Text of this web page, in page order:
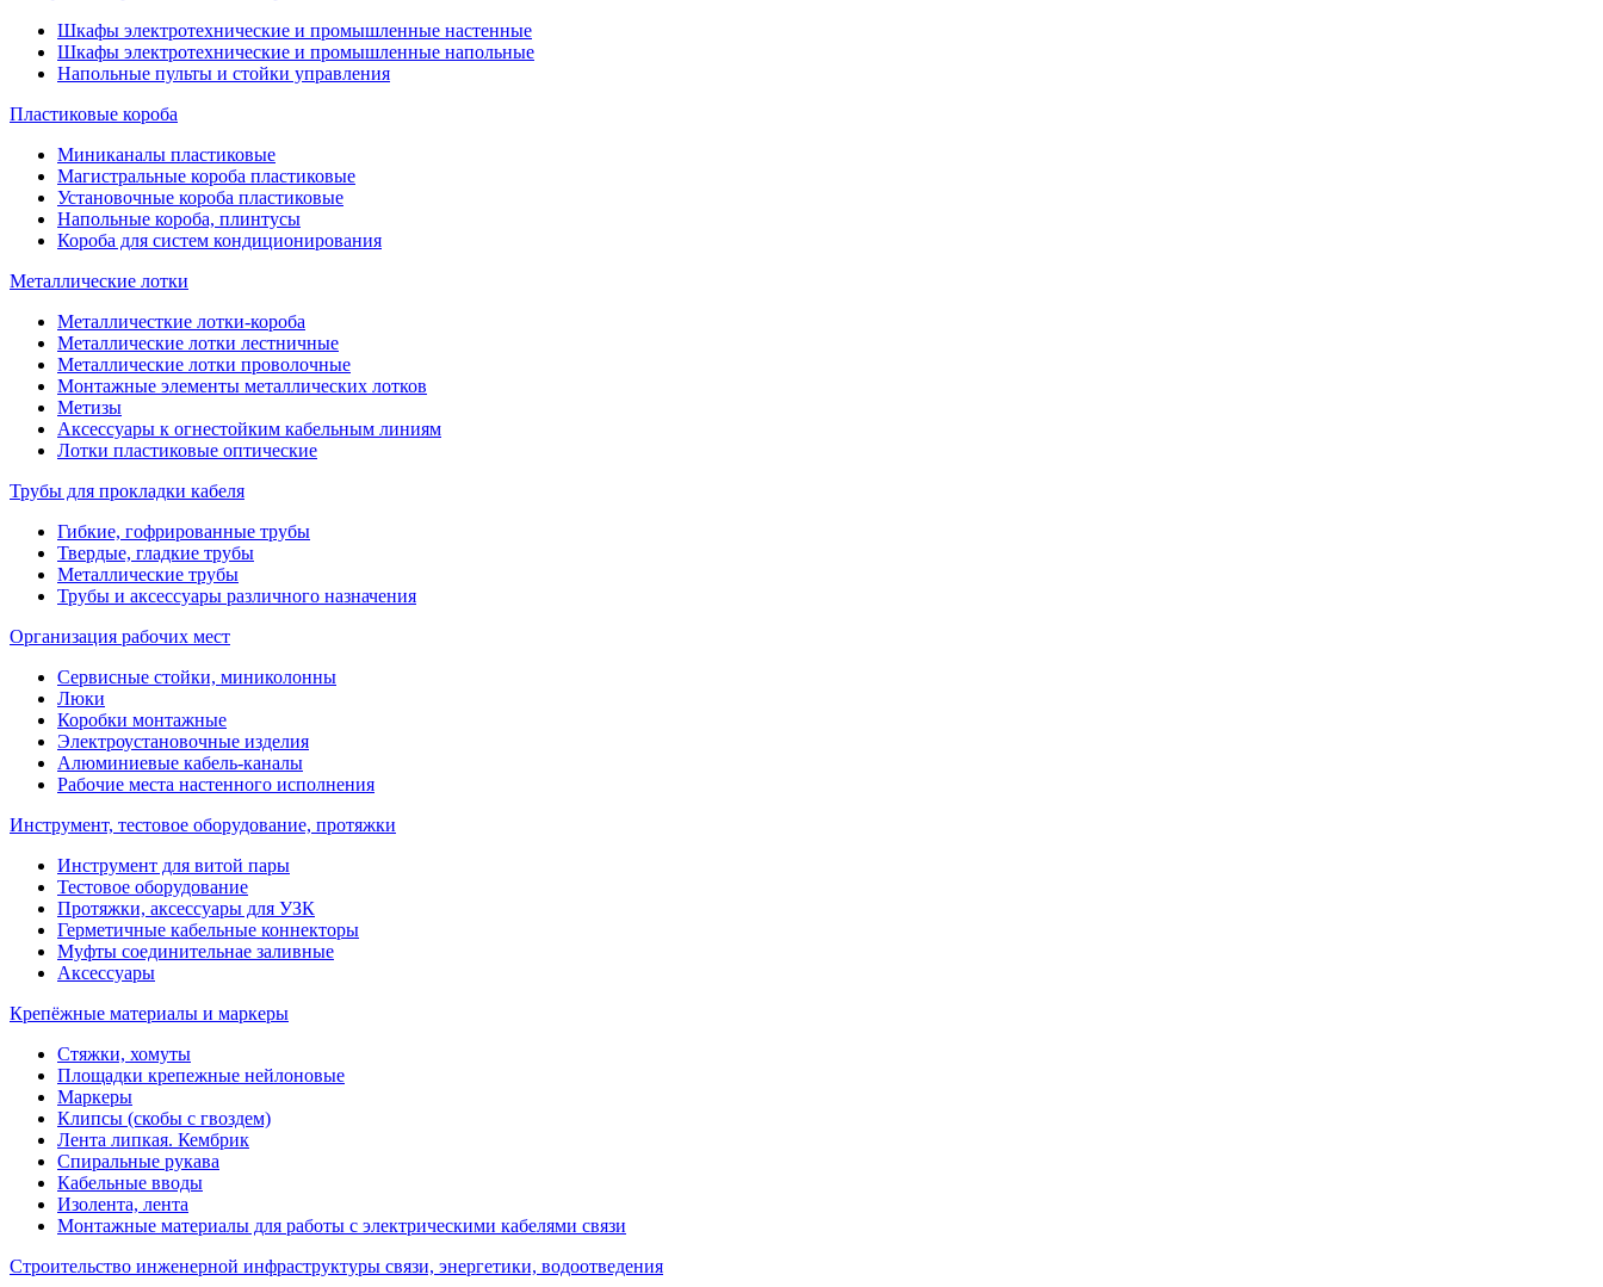
Шкафы электротехнические и промышленные настенные
Шкафы электротехнические и промышленные напольные
Напольные пульты и стойки управления
Пластиковые короба
Миниканалы пластиковые
Магистральные короба пластиковые
Установочные короба пластиковые
Напольные короба, плинтусы
Короба для систем кондиционирования
Металлические лотки
Металличесткие лотки-короба
Металлические лотки лестничные
Металлические лотки проволочные
Монтажные элементы металлических лотков
Метизы
Аксессуары к огнестойким кабельным линиям
Лотки пластиковые оптические
Трубы для прокладки кабеля
Гибкие, гофрированные трубы
Твердые, гладкие трубы
Металлические трубы
Трубы и аксессуары различного назначения
Организация рабочих мест
Сервисные стойки, миниколонны
Люки
Коробки монтажные
Электроустановочные изделия
Алюминиевые кабель-каналы
Рабочие места настенного исполнения
Инструмент, тестовое оборудование, протяжки
Инструмент для витой пары
Тестовое оборудование
Протяжки, аксессуары для УЗК
Герметичные кабельные коннекторы
Муфты соединительнае заливные
Аксессуары
Крепёжные материалы и маркеры
Стяжки, хомуты
Площадки крепежные нейлоновые
Маркеры
Клипсы (скобы с гвоздем)
Лента липкая. Кембрик
Спиральные рукава
Кабельные вводы
Изолента, лента
Монтажные материалы для работы с электрическими кабелями связи
Строительство инженерной инфраструктуры связи, энергетики, водоотведения